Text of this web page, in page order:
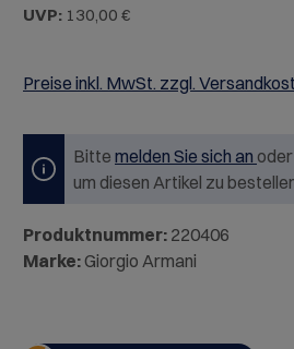
UVP: 130,00 €
Preise inkl. MwSt. zzgl.
Bitte melden Sie sich an oder
um diesen Artikel zu
Produktnummer: 220406
Marke:Giorgio Armani